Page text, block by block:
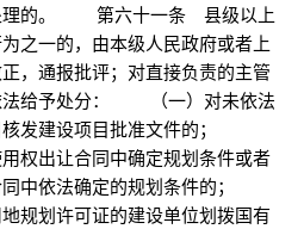
理的。 第六十一条 县级以上
之一的，由本级人民政府或者上
，通报批评；对直接负责的主管
法给予处分： （一）对未依法
核发建设项目批准文件的；
权出让合同中确定规划条件或者
同中依法确定的规划条件的；
规划许可证的建设单位划拨国有